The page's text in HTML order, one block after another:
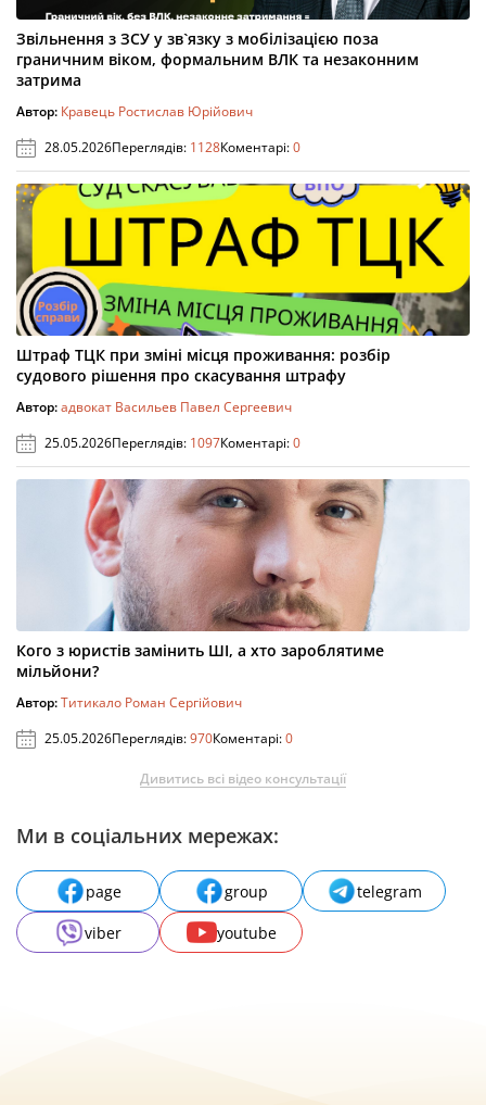
Звільнення з ЗСУ у зв`язку з мобілізацією поза
граничним віком, формальним ВЛК та незаконним
затрима
Автор: Кравець Ростислав Юрійович
28.05.2026Переглядів: 1128Коментарі:0
Штраф ТЦК при зміні місця проживання: розбір
судового рішення про скасування штрафу
Автор:адвокат Васильев Павел Сергеевич
25.05.2026Переглядів: 1097Коментарі:0
Кого з юристів замінить ШІ, а хто зароблятиме
мільйони?
Автор:Титикало Роман Сергійович
25.05.2026Переглядів:970Коментарі:0
Дивитись всі відео консультації
Ми в соціальних мережах:
page group
telegram
viber
youtube